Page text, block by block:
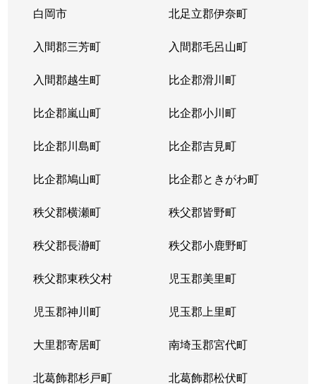
白岡市 北足立郡伊奈町
入間郡三芳町 入間郡毛呂山町
入間郡越生町 比企郡滑川町
比企郡嵐山町 比企郡小川町
比企郡川島町 比企郡吉見町
比企郡鳩山町 比企郡ときがわ町
秩父郡横瀬町 秩父郡皆野町
秩父郡長瀞町 秩父郡小鹿野町
秩父郡東秩父村 児玉郡美里町
児玉郡神川町 児玉郡上里町
大里郡寄居町 南埼玉郡宮代町
北葛飾郡杉戸町 北葛飾郡松伏町